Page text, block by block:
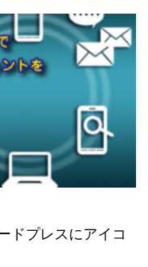
ドプレスにアイコ